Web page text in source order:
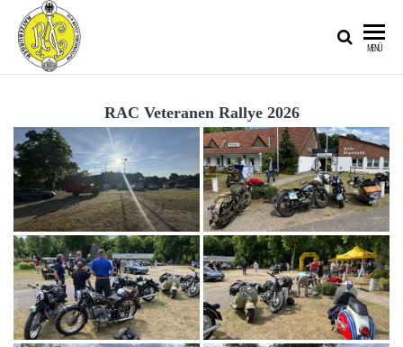
AUTOMOBIL-
CLUB IM
ADAC E.V.
MENÜ
RAC Veteranen Rallye 2026